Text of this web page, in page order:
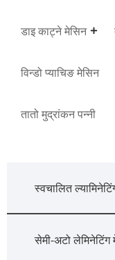
डाइ काट्ने मेसिन
विन्डो प्याचिङ मेसिन
तातो मुद्रांकन पन्नी
स्वचालित
सेमी-अटो लेमिनेटिंग